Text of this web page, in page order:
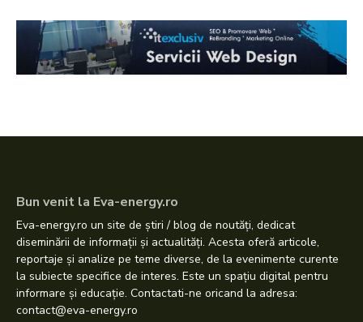
Bun venit la Eva-energy.ro
Eva-energy.ro un site de știri / blog de noutăți, dedicat
diseminării de informații și actualități. Acesta oferă articole,
reportaje și analize pe teme diverse, de la evenimente curente
la subiecte specifice de interes. Este un spațiu digital pentru
informare și educație. Contactati-ne oricand la adresa:
contact@eva-energy.ro